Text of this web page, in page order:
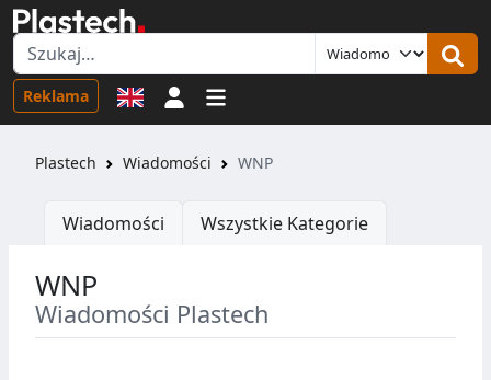
Reklama Logowanie
Plastech Wiadomości WNP
Wiadomości Wszystkie Kategorie
WNP
Wiadomości Plastech